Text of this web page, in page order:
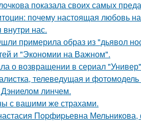
показала своих самых
почему настоящая любовь
нас.
примерила образ из "дьявол
и "Экономии на Важном".
о возвращении в сериал
телеведущая и
линчем.
с вашими же страхами.
Пopфиpьевна